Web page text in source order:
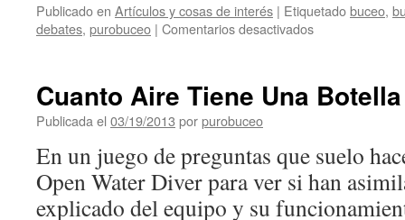
Publicado en Artículos y cosas de interés | Etiquetadobuceo,
debates, purobuceo | Comentarios desactivadosen
Cuevas
Cuanto Aire Tiene Una
Publicada el 03/19/2013 porpurobuceo
En un juego de preguntas que suelo
Open Water Diver para ver si han
explicado del equipo y su